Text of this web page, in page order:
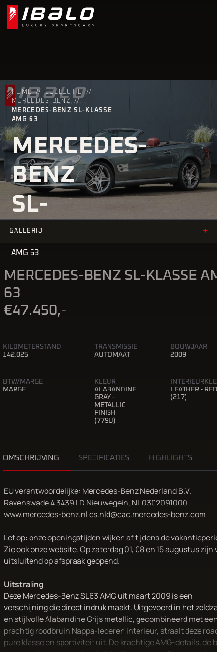
HOME
COLLECTIE
MERCEDES-BENZ
MERCEDES-BENZ SL-KLASSE
AMG 63
MERCEDES-
BENZ
SL-
KLASSE
AMG 63
GALLERIJ +
MERCEDES-BENZ SL-KLASSE
63
€47.450,-
KILOMETERSTAND
142.025
TRANSMISSIE
AUTOMAAT
BOUWJAAR
2009
BTW/MARGE
MARGE
KLEUR
ALABANDINE
GRAY -
METALLIC
FINISH
(779U)
LEATHER -
(217)
OMSCHRIJVING SPECIFICATIES HIGHLIGHTS
EU verantwoordelijke: Mercedes-Benz Nederland B.V.
Ravenswade 4 3439 LD Nieuwegein, NL 0302091000
www.mercedes-benz.nl cs.nld@cac.mercedes-benz.com
Let op: onze openingstijden wijken af tijdens de
Zie ook onze website. Op zaterdag 01, 08 en 15 augustus zijn
uitsluitend op afspraak geopend.
Uitstraling
Deze Mercedes-Benz SL63 AMG uit maart 2009 is een
verschijning die direct indruk maakt. Uitgevoerd in het
en stijlvolle Alabandine Grijs metallic, gecombineerd met
prachtig roodbruin Nappa-lederen interieur, straalt deze
pure klasse en sportiviteit uit. De krachtige AMG-details, de